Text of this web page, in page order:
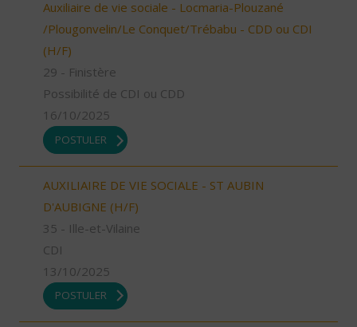
Auxiliaire de vie sociale - Locmaria-Plouzané
/Plougonvelin/Le Conquet/Trébabu - CDD ou CDI
(H/F)
29 - Finistère
Possibilité de CDI ou CDD
16/10/2025
POSTULER
AUXILIAIRE DE VIE SOCIALE - ST AUBIN
D'AUBIGNE (H/F)
35 - Ille-et-Vilaine
CDI
13/10/2025
POSTULER